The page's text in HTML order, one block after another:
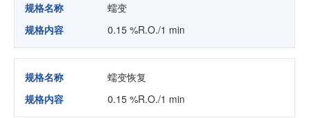
规格名称
蠕变
规格内容
0.15 %R.O./1 min
规格名称
蠕变恢复
规格内容
0.15 %R.O./1 min